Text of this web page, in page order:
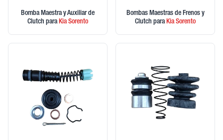
Bomba Maestra y Auxiliar de
Clutch paraKiaSorento
Bombas Maestras de Frenos y
Clutch paraKiaSorento